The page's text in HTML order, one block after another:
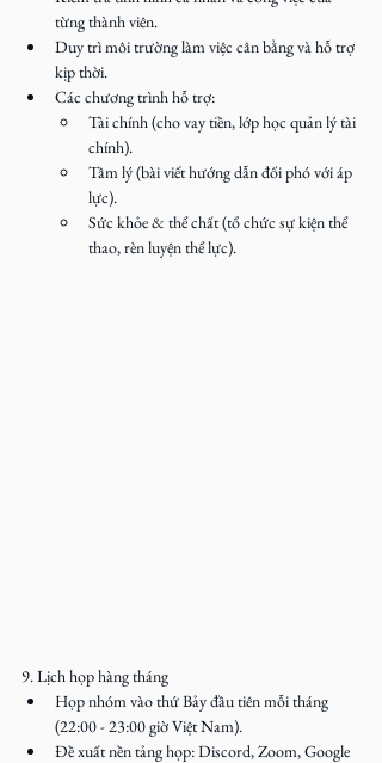
từng thành viên.
Duy trì môi trường làm việc cân bằng và hỗ trợ
kịp thời.
Các chương trình hỗ trợ:
Tài chính (cho vay tiền, lớp học quản lý tài
chính).
Tâm lý (bài viết hướng dẫn đối phó với áp
lực).
Sức khỏe & thể chất (tổ chức sự kiện thể
thao, rèn luyện thể lực).
9. Lịch họp hàng tháng
Họp nhóm vào thứ Bảy đầu tiên mỗi tháng
(22:00 - 23:00 giờ Việt Nam).
Đề xuất nền tảng họp: Discord, Zoom, Google